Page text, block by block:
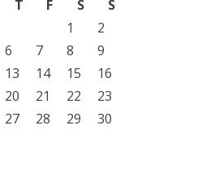
T F S
S
1
2
6 7 8
9
13 14 15
16
20 21 22
23
27 28 29
30